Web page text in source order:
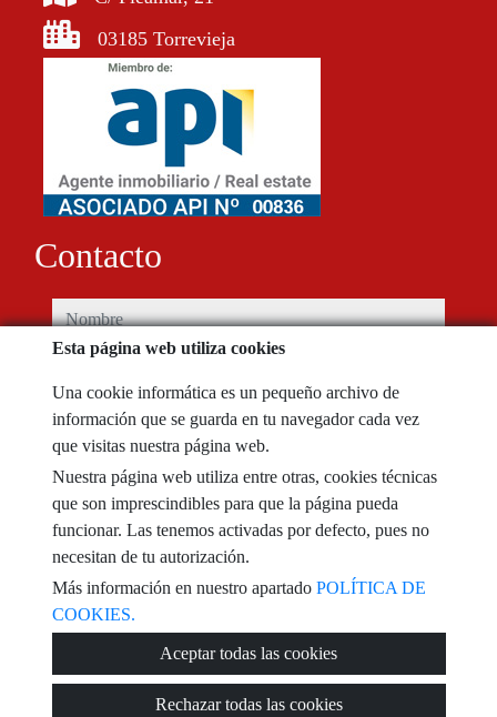
03185 Torrevieja
Contacto
nombre
e-mail
He leído y acepto las condiciones de uso y política de privacidad
mensaje
Esta página web utiliza cookies
Una cookie informática es un pequeño archivo de
información que se guarda en tu navegador cada vez
que visitas nuestra página web.
Nuestra página web utiliza entre otras, cookies técnicas
que son imprescindibles para que la página pueda
funcionar. Las tenemos activadas por defecto, pues no
necesitan de tu autorización.
Más información en nuestro apartado POLÍTICA DE
COOKIES.
Aceptar todas las cookies
Rechazar todas las cookies